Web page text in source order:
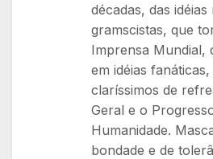
décadas, das idéias
gramscistas, que
Imprensa Mundial,
em idéias
claríssimos de
Geral e o
Humanidade.
bondade e de